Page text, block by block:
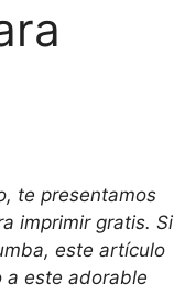
te presentamos
imprimir gratis. Si
este artículo
a este adorable